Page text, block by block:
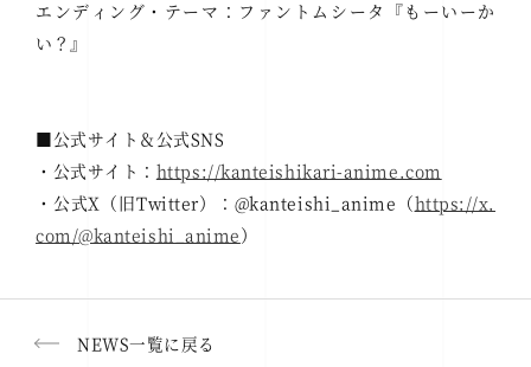
エンディング・テーマ：ファントムシータ『もーいーか
い？』
■公式サイト＆公式SNS
・公式サイト： https://kanteishikari-anime.com
・公式X（旧Twitter）：@kanteishi_anime（https://x.
com/@kanteishi_anime）
NEWS一覧に戻る